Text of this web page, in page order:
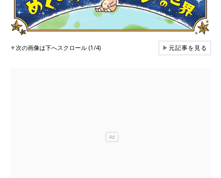
▼次の画像は下へスクロール (1/4) ▶元記事を見る